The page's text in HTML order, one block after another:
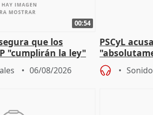
00:54
que los
"cumplirán la ley"
migrantes
06/08/2026
PSCyL
problemas